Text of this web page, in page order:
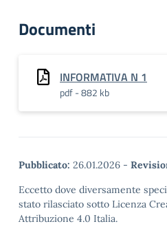
Documenti
INFORMATIVA N 1
pdf - 882 kb
Pubblicato: 26.01.2026 -
Eccetto dove diversamente
stato rilasciato sotto Licenza
Attribuzione 4.0 Italia.